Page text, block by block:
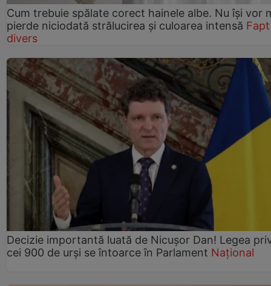
Cum trebuie spălate corect hainele albe. Nu își vor
pierde niciodată strălucirea și culoarea intensă Fapt
divers
Decizie importantă luată de Nicușor Dan! Legea
cei 900 de urși se întoarce în Parlament Național